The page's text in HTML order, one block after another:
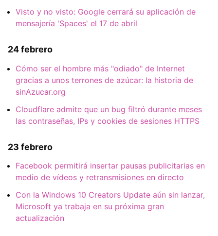
Visto y no visto: Google cerrará su aplicación de
mensajería 'Spaces' el 17 de abril
24 febrero
Cómo ser el hombre más "odiado" de Internet
gracias a unos terrones de azúcar: la historia de
sinAzucar.org
Cloudflare admite que un bug filtró durante meses
las contraseñas, IPs y cookies de sesiones HTTPS
23 febrero
Facebook permitirá insertar pausas publicitarias en
medio de vídeos y retransmisiones en directo
Con la Windows 10 Creators Update aún sin lanzar,
Microsoft ya trabaja en su próxima gran
actualización